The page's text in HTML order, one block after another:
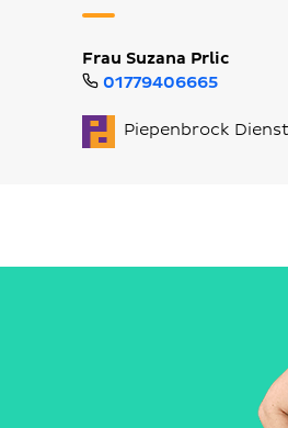
Frau Suzana Prlic
01779406665
Piepenbrock